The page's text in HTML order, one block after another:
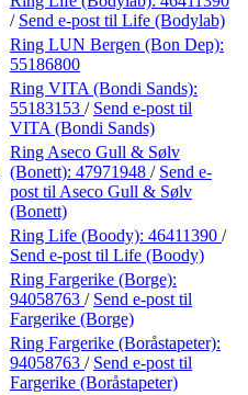
/ Send e-post til Life (Bodylab)
Ring LUN Bergen (Bon Dep):
55186800
Ring VITA (Bondi Sands):
55183153 / Send e-post til
VITA (Bondi Sands)
Ring Aseco Gull & Sølv
(Bonett): 47971948 / Send e-
post til Aseco Gull & Sølv
(Bonett)
Ring Life (Boody): 46411390 /
Send e-post til Life (Boody)
Ring Fargerike (Borge):
94058763 / Send e-post til
Fargerike (Borge)
Ring Fargerike (Boråstapeter):
94058763 / Send e-post til
Fargerike (Boråstapeter)